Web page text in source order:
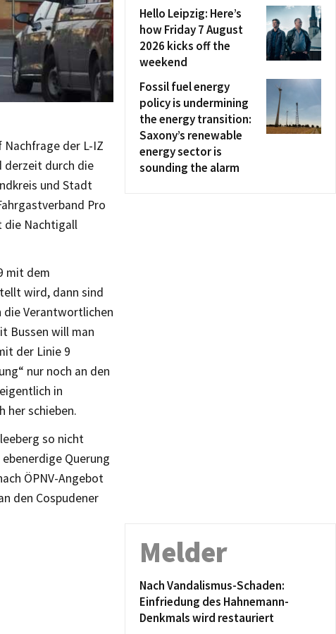
Nachfrage der L-IZ
derzeit durch die
und Stadt
Pro
die Nachtigall
mit dem
wird, dann sind
die Verantwortlichen
Bussen will man
der Linie 9
nur noch an den
in
her schieben.
so nicht
Querung
ÖPNV-Angebot
den Cospudener
Hello Leipzig: Here’s
how Friday 7 August
2026 kicks off the
weekend
Fossil fuel energy
policy is undermining
the energy transition:
Saxony’s renewable
energy sector is
sounding the alarm
Melder
Nach Vandalismus-Schaden:
Einfriedung des Hahnemann-
Denkmals wird restauriert